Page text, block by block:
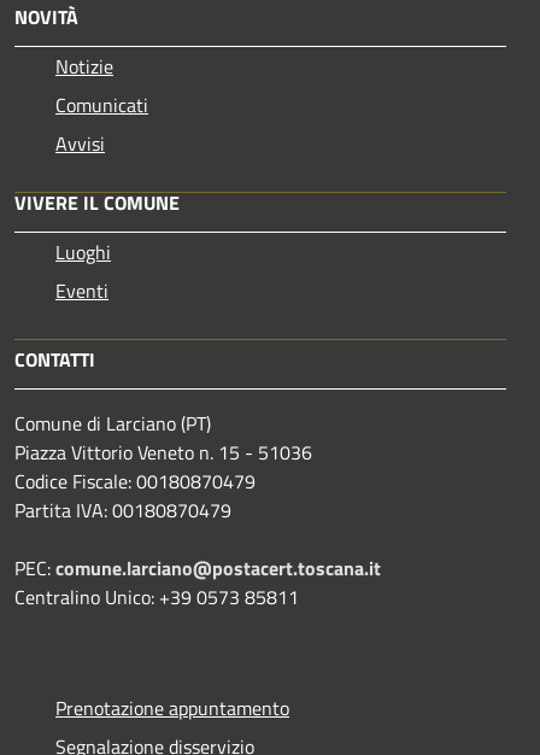
NOVITÀ
Notizie
Comunicati
Avvisi
VIVERE IL COMUNE
Luoghi
Eventi
CONTATTI
Comune di Larciano (PT)
Piazza Vittorio Veneto n. 15 - 51036
Codice Fiscale: 00180870479
Partita IVA: 00180870479
PEC:comune.larciano@postacert.toscana.it
Centralino Unico: +39 0573 85811
Prenotazione appuntamento
Segnalazione disservizio